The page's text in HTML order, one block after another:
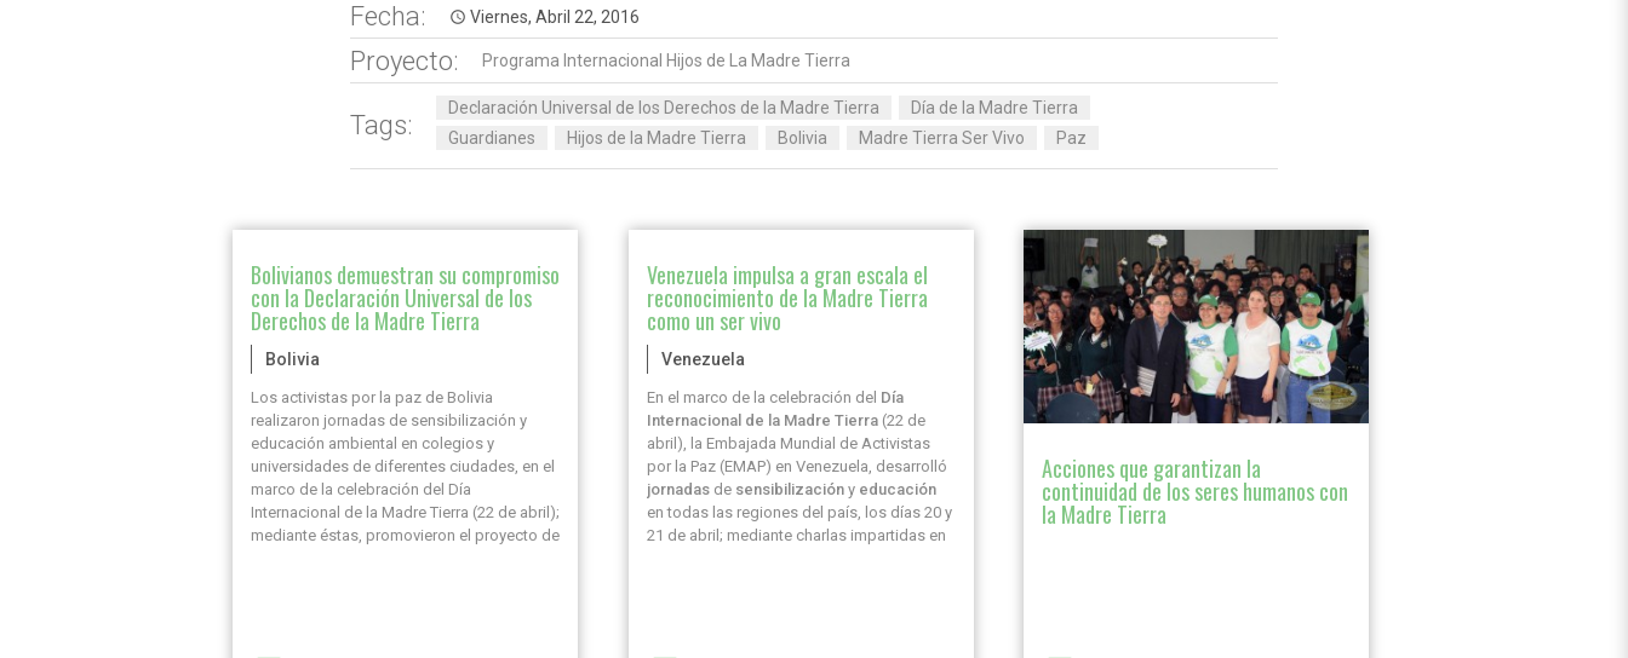
Fecha: access_time Viernes, Abril 22, 2016
Proyecto: Programa Internacional Hijos de La Madre Tierra
Tags:
Declaración Universal de los Derechos de la Madre Tierra
Día de la Madre Tierra
Guardianes
Hijos de la Madre Tierra Bolivia Madre Tierra Ser Vivo Paz
Bolivianos demuestran su compromiso
con la Declaración Universal de los
Derechos de la Madre Tierra
Bolivia
Los activistas por la paz de Bolivia
realizaron jornadas de sensibilización y
educación ambiental en colegios y
universidades de diferentes ciudades, en el
marco de la celebración del Día
Internacional de la Madre Tierra (22 de abril);
mediante éstas, promovieron el proyecto de
Venezuela impulsa a gran escala el
reconocimiento de la Madre Tierra
como un ser vivo
Venezuela
En el marco de la celebración del Día
Internacional de la Madre Tierra(22 de
abril), la Embajada Mundial de Activistas
por la Paz (EMAP) en Venezuela, desarrolló
jornadas de sensibilizacióny educación
en todas las regiones del país, los días 20 y
21 de abril; mediante charlas impartidas en
Acciones que garantizan la
continuidad de los seres humanos con
la Madre Tierra